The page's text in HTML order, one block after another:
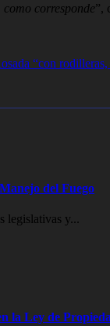
corresponde”,
“con rodilleras,
del Fuego
legislativas y...
la Ley de